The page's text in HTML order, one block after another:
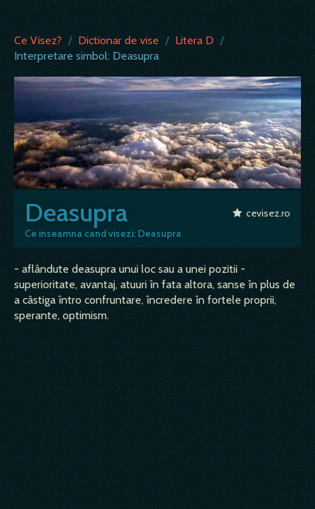
Ce Visez? / Dictionar de vise / Litera D /
Interpretare simbol: Deasupra
Deasupra
Ce inseamna cand visezi: Deasupra
cevisez.ro
- aflândute deasupra unui loc sau a unei pozitii -
superioritate, avantaj, atuuri în fata altora, sanse în plus de
a câstiga întro confruntare, încredere în fortele proprii,
sperante, optimism.